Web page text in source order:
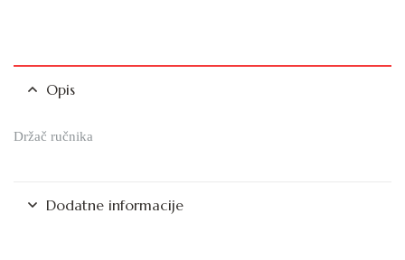
Opis
Držač ručnika
Dodatne informacije